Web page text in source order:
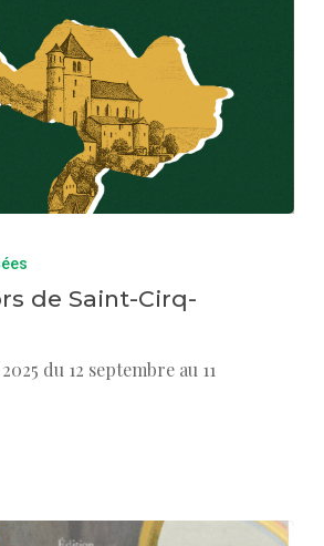
de Saint-Cirq-
du 12 septembre au 11